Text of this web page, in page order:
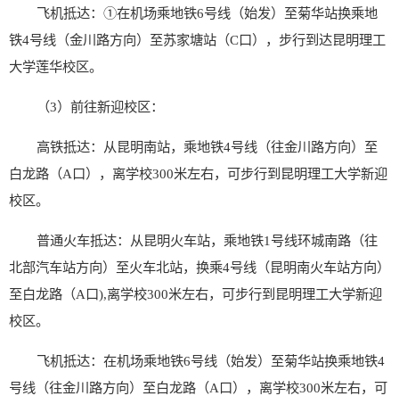
飞机抵达： ①在机场乘地铁6号线（始发）至菊华站换乘地
铁4号线（金川路方向）至苏家塘站（C口），步行到达昆明理工
大学莲华校区。
（3） 前往新迎校区：
高铁抵达：从昆明南站，乘地铁4号线（往金川路方向）至
白龙路（A口），离学校300米左右，可步行到昆明理工大学新迎
校区。
普通火车抵达：从昆明火车站，乘地铁1 号线环城南路（往
北部汽车站方向）至火车北站，换乘4号线（昆明南火车站方向）
至白龙路（A口),离学校300米左右，可步行到昆明理工大学新迎
校区。
飞机抵达：在机场乘地铁6号线（始发）至菊华站换乘地铁4
号线（往金川路方向）至白龙路（A口），离学校300米左右，可